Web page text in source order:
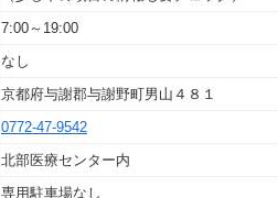
7:00～19:00
なし
京都府与謝郡与謝野町男山４８１
0772-47-9542
北部医療センター内
専用駐車場なし